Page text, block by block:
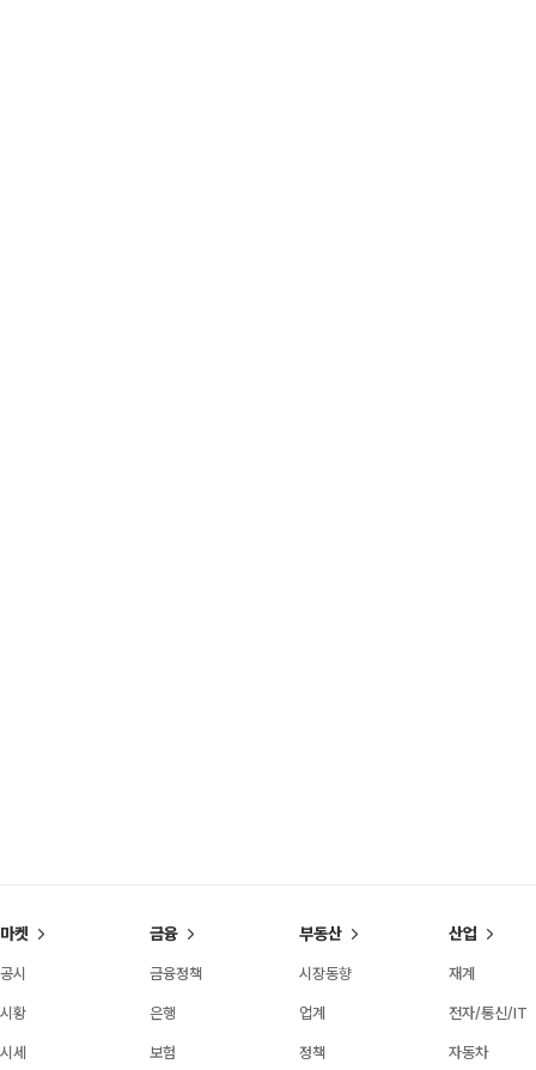
마켓
공시
시황
시세
금융
금융정책
은행
보험
부동산
시장동향
업계
정책
산업
재계
전자/통신/IT
자동차